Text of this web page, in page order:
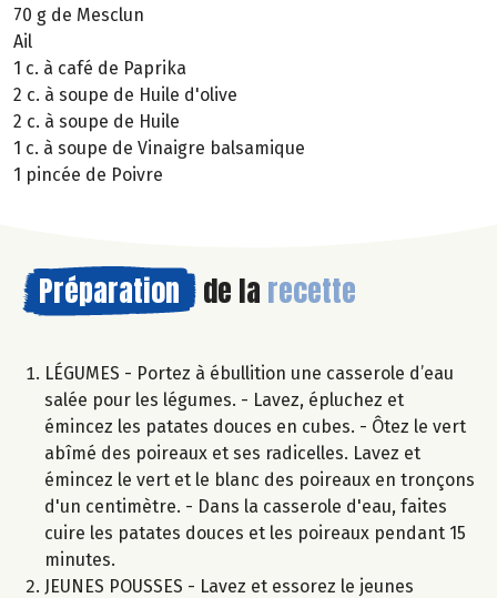
70 g de Mesclun
Ail
1 c. à café de Paprika
2 c. à soupe de Huile d'olive
2 c. à soupe de Huile
1 c. à soupe de Vinaigre balsamique
1 pincée de Poivre
Préparation de la recette
LÉGUMES - Portez à ébullition une casserole d’eau
salée pour les légumes. - Lavez, épluchez et
émincez les patates douces en cubes. - Ôtez le vert
abîmé des poireaux et ses radicelles. Lavez et
émincez le vert et le blanc des poireaux en tronçons
d'un centimètre. - Dans la casserole d'eau, faites
cuire les patates douces et les poireaux pendant 15
minutes.
JEUNES POUSSES - Lavez et essorez le jeunes